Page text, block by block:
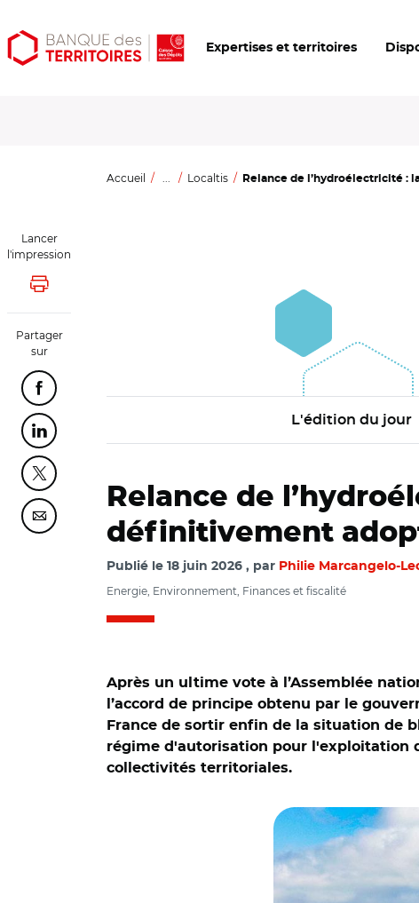
Aller
au
Aller
au
Ouvrir
les
Expertises et territoires
Accueil ... Localtis Relance de l’hydroélectricité :
L'édition du jour
Lancer
l'impression
Lancer l'impression
Partager
sur
Partager cette page sur Facebook
Partager cette page sur Linkedin
Partager cette page sur Twitter
Partager cette page sur Courriel
Relance de
définitivement
Publié le 18 juin 2026 par Philie Marcangelo-
Energie, Environnement, Finances et fiscalité
Après un ultime vote à l’Assemblée
l’accord de principe obtenu par le
France de sortir enfin de la situation de
régime d'autorisation pour l'exploitation
collectivités territoriales.